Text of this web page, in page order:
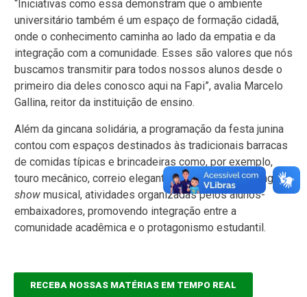
“Iniciativas como essa demonstram que o ambiente
universitário também é um espaço de formação cidadã,
onde o conhecimento caminha ao lado da empatia e da
integração com a comunidade. Esses são valores que nós
buscamos transmitir para todos nossos alunos desde o
primeiro dia deles conosco aqui na Fapi”, avalia Marcelo
Gallina, reitor da instituição de ensino.
Além da gincana solidária, a programação da festa junina
contou com espaços destinados às tradicionais barracas
de comidas típicas e brincadeiras como, por exemplo,
touro mecânico, correio elegante, cadeia, além de bingo e
show musical, atividades organizadas pelos alunos-
embaixadores, promovendo integração entre a
comunidade acadêmica e o protagonismo estudantil.
RECEBA NOSSAS MATÉRIAS EM TEMPO REAL